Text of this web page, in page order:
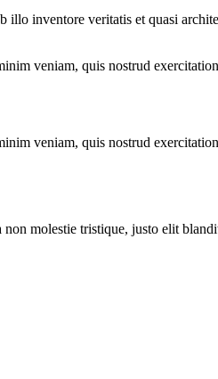
illo inventore veritatis et quasi
veniam, quis nostrud
veniam, quis nostrud
non molestie tristique, justo elit